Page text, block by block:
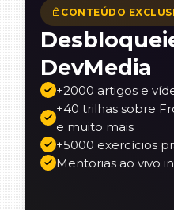
CONTEÚDO
DevMedia
+2000 artigos e
+40 trilhas sobre
e muito mais
+5000 exercícios
Mentorias ao vivo